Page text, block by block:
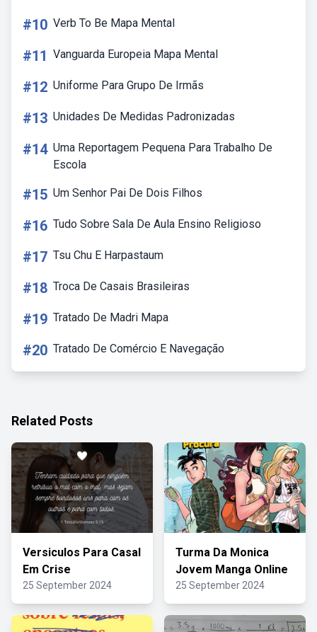
#10 Verb To Be Mapa Mental
#11 Vanguarda Europeia Mapa Mental
#12 Uniforme Para Grupo De Irmãs
#13 Unidades De Medidas Padronizadas
#14 Uma Reportagem Pequena Para Trabalho De
Escola
#15 Um Senhor Pai De Dois Filhos
#16 Tudo Sobre Sala De Aula Ensino Religioso
#17 Tsu Chu E Harpastaum
#18 Troca De Casais Brasileiras
#19 Tratado De Madri Mapa
#20 Tratado De Comércio E Navegação
Related Posts
Versiculos Para Casal
Em Crise
25 September 2024
Turma Da Monica
Jovem Manga Online
25 September 2024